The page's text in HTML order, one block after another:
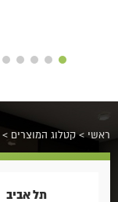
ראשי>קטלוג המוצרים >
תל אביב